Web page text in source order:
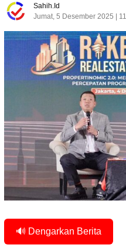
Sahih.id
Jumat, 5 Desember 2025 |
🔊 Dengarkan Berita